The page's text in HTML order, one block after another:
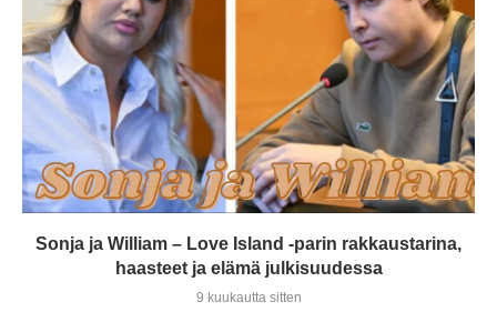
Sonja ja William – Love Island -parin rakkaustarina,
haasteet ja elämä julkisuudessa
9 kuukautta sitten